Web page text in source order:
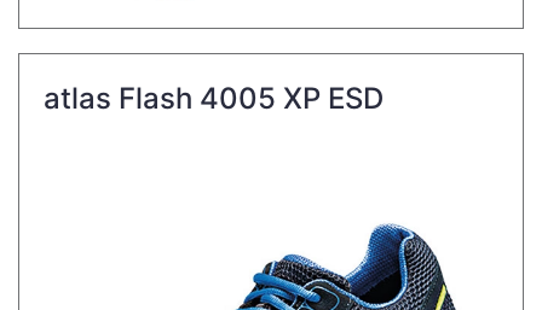
atlas Flash 4005 XP ESD